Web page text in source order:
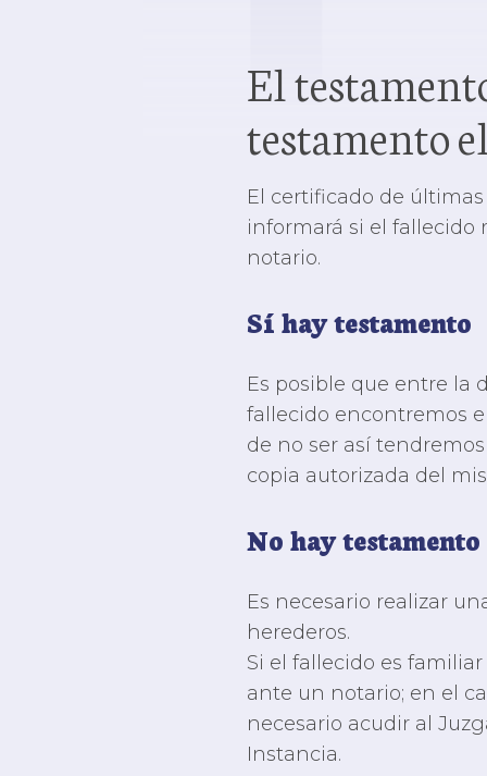
El
testamento
El certificado de
informará si el fallecido
notario.
Sí hay testamento
Es posible que entre la
fallecido encontremos
de no ser así
copia autorizada del
No hay testamento
Es necesario realizar
herederos.
Si el fallecido es
ante un notario; en el
necesario acudir al
Instancia.